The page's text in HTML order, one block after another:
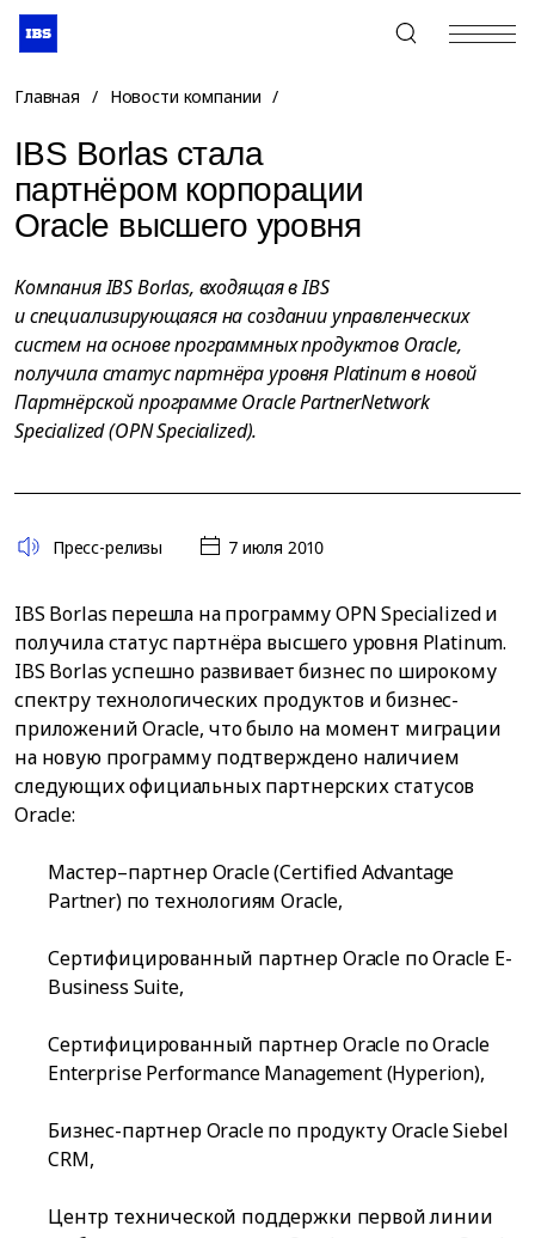
+7 (495) 967-80-80
Главная / Новости компании /
IBS Borlas стала
партнёром корпорации
Oracle высшего уровня
Компания IBS Borlas, входящая в IBS
и специализирующаяся на создании управленческих
систем на основе программных продуктов Oracle,
получила статус партнёра уровня Platinum в новой
Партнёрской программе Oracle PartnerNetwork
Specialized (OPN Specialized).
Пресс-релизы 7 июля 2010
IBS Borlas перешла на программу OPN Specialized и
получила статус партнёра высшего уровня Platinum.
IBS Borlas успешно развивает бизнес по широкому
спектру технологических продуктов и бизнес-
приложений Oracle, что было на момент миграции
на новую программу подтверждено наличием
следующих официальных партнерских статусов
Oracle:
Мастер–партнер Oracle (Certified Advantage
Partner) по технологиям Oracle,
Сертифицированный партнер Oracle по Oracle E-
Business Suite,
Сертифицированный партнер Oracle по Oracle
Enterprise Performance Management (Hyperion),
Бизнес-партнер Oracle по продукту Oracle Siebel
CRM,
Центр технической поддержки первой линии